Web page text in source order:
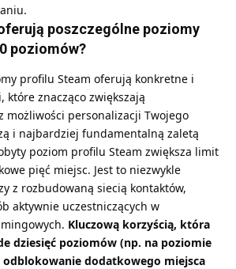
poszczególne poziomy
poziomów?
profilu Steam oferują konkretne i
które znacząco zwiększają
możliwości personalizacji Twojego
i najbardziej fundamentalną zaletą
poziom profilu Steam zwiększa limit
pięć miejsc. Jest to niezwykle
z rozbudowaną siecią kontaktów,
aktywnie uczestniczących w
Kluczową korzyścią, która
dziesięć poziomów (np. na poziomie
odblokowanie dodatkowego miejsca